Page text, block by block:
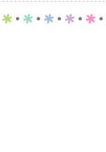
p . p . p . p . p .